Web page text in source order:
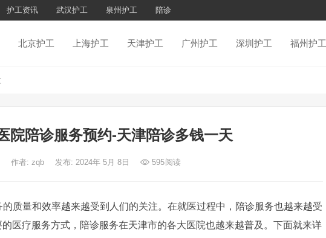
护工资讯 武汉护工 泉州护工 陪诊
北京护工 上海护工 天津护工 广州护工 深圳护工 福州护工
院陪诊服务预约-天津陪诊多钱一天
作者: zqb 发布: 2024年 5月 8日 595阅读
量和效率越来越受到人们的关注。在就医过程中，陪诊服务也越来越受
医疗服务方式，陪诊服务在天津市的各大医院也越来越普及。下面就来详